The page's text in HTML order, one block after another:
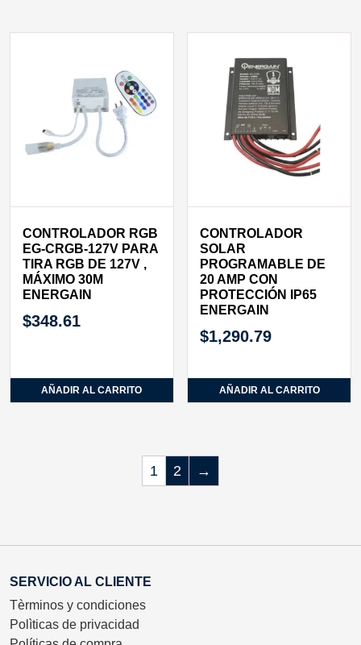
CONTROLADOR RGB
EG-CRGB-127V PARA
TIRA RGB DE 127V ,
MÁXIMO 30M
ENERGAIN
$348.61
AÑADIR AL CARRITO
CONTROLADOR
SOLAR
PROGRAMABLE DE
20 AMP CON
PROTECCIÓN IP65
ENERGAIN
$1,290.79
AÑADIR AL CARRITO
1 2 →
SERVICIO AL CLIENTE
Tèrminos y condiciones
Polìticas de privacidad